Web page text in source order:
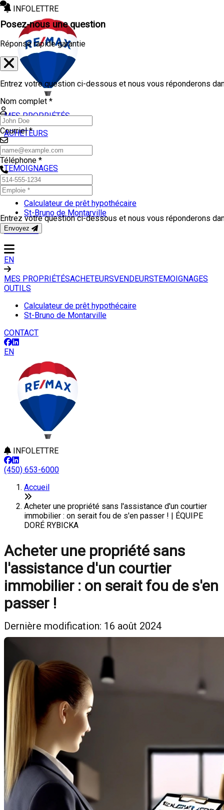
INFOLETTRE
MES PROPRIÉTÉS
ACHETEURS
VENDEURS
TEMOIGNAGES
OUTILS
Calculateur de prêt hypothécaire
St-Bruno de Montarville
CONTACT
EN
MES PROPRIÉTÉSACHETEURSVENDEURSTEMOIGNAGES
OUTILS
Calculateur de prêt hypothécaire
St-Bruno de Montarville
CONTACT
EN
INFOLETTRE
(450) 653-6000
Accueil
Acheter une propriété sans l'assistance d'un courtier
immobilier : on serait fou de s'en passer ! | ÉQUIPE
DORÉ RYBICKA
Acheter une propriété sans
l'assistance d'un courtier
immobilier : on serait fou de s'en
passer !
Dernière modification: 16 août 2024
Posez-nous une question
Réponse rapide garantie
Entrez votre question ci-dessous et nous vous réponderons
Nom complet *
Courriel *
Téléphone *
Entrez votre question ci-dessous et nous vous réponderons
Envoyez